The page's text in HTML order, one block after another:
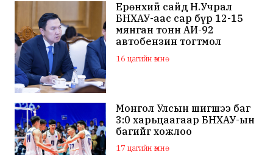
Ерөнхий сайд Н.Учрал
БНХАУ-аас сар бүр 12-15
мянган тонн АИ-92
автобензин тогтмол
нийлүүлэх хүсэлт тавилаа
16 цагийн өмнө
Монгол Улсын шигшээ баг
3:0 харьцаагаар БНХАУ-ын
багийг хожлоо
17 цагийн өмнө